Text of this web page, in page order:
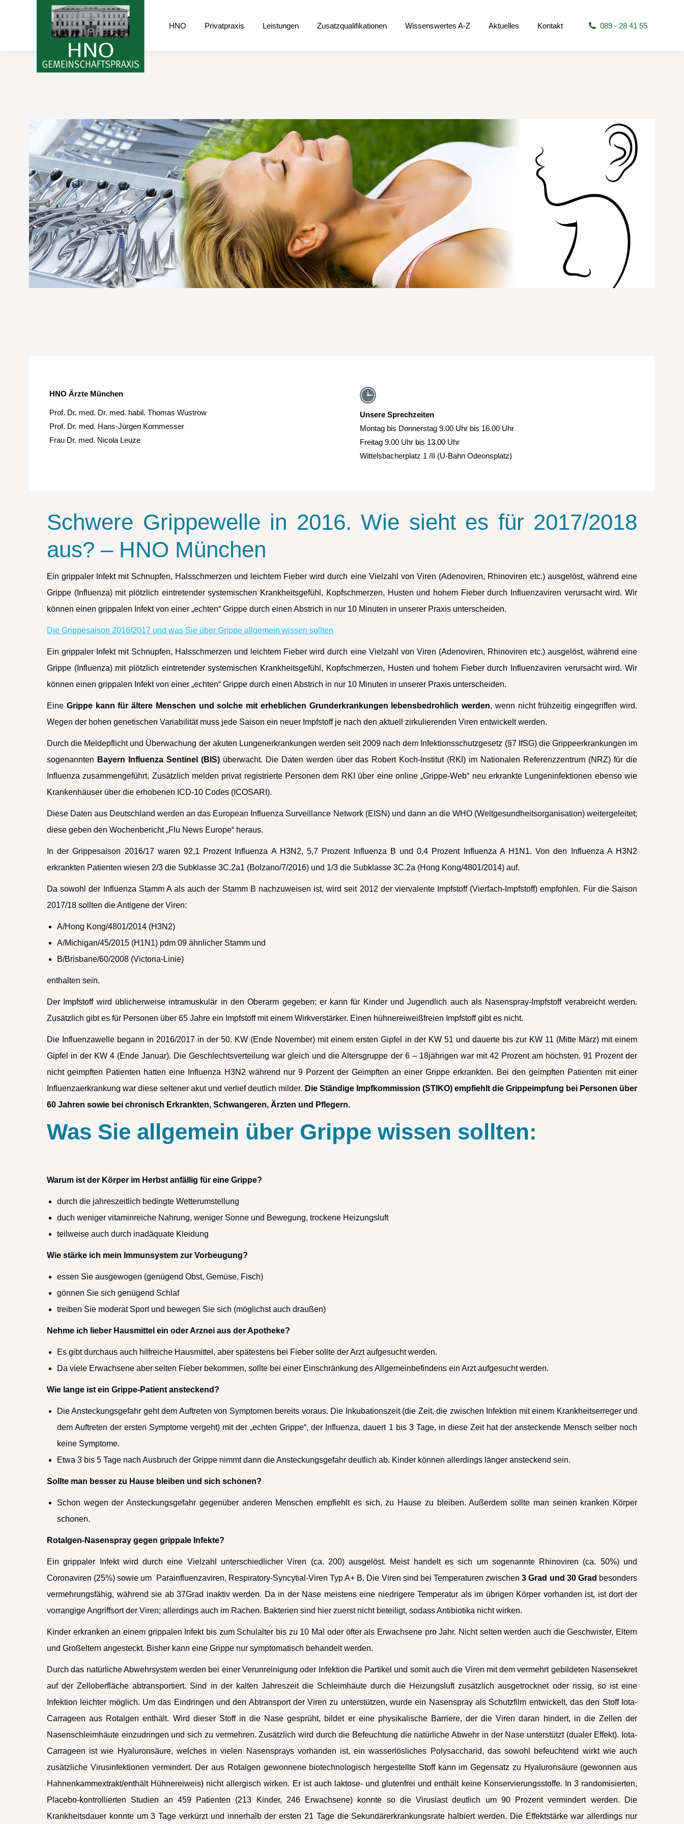
HNO Privatpraxis Leistungen Zusatzqualifikationen Wissenswertes A-Z Aktuelles Kontakt 089 - 28 41 55
HNO Ärzte München
Prof. Dr. med. Dr. med. habil. Thomas Wustrow
Prof. Dr. med. Hans-Jürgen Kornmesser
Frau Dr. med. Nicola Leuze
Unsere Sprechzeiten
Montag bis Donnerstag 9.00 Uhr bis 16.00 Uhr
Freitag 9.00 Uhr bis 13.00 Uhr
Wittelsbacherplatz 1 /II (U-Bahn Odeonsplatz)
Schwere Grippewelle in 2016. Wie sieht es für 2017/2018
aus? – HNO München
Ein grippaler Infekt mit Schnupfen, Halsschmerzen und leichtem Fieber wird durch eine Vielzahl von Viren (Adenoviren, Rhinoviren etc.) ausgelöst, während eine
Grippe (Influenza) mit plötzlich eintretender systemischen Krankheitsgefühl, Kopfschmerzen, Husten und hohem Fieber durch Influenzaviren verursacht wird. Wir
können einen grippalen Infekt von einer „echten“ Grippe durch einen Abstrich in nur 10 Minuten in unserer Praxis unterscheiden.
Die Grippesaison 2016/2017 und was Sie über Grippe allgemein wissen sollten
Ein grippaler Infekt mit Schnupfen, Halsschmerzen und leichtem Fieber wird durch eine Vielzahl von Viren (Adenoviren, Rhinoviren etc.) ausgelöst, während eine
Grippe (Influenza) mit plötzlich eintretender systemischen Krankheitsgefühl, Kopfschmerzen, Husten und hohem Fieber durch Influenzaviren verursacht wird. Wir
können einen grippalen Infekt von einer „echten“ Grippe durch einen Abstrich in nur 10 Minuten in unserer Praxis unterscheiden.
Eine Grippe kann für ältere Menschen und solche mit erheblichen Grunderkrankungen lebensbedrohlich werden, wenn nicht frühzeitig eingegriffen wird.
Wegen der hohen genetischen Variabilität muss jede Saison ein neuer Impfstoff je nach den aktuell zirkulierenden Viren entwickelt werden.
Durch die Meldepflicht und Überwachung der akuten Lungenerkrankungen werden seit 2009 nach dem Infektionsschutzgesetz (§7 IfSG) die Grippeerkrankungen im
sogenannten Bayern Influenza Sentinel (BIS)überwacht. Die Daten werden über das Robert Koch-Institut (RKI) im Nationalen Referenzzentrum (NRZ) für die
Influenza zusammengeführt. Zusätzlich melden privat registrierte Personen dem RKI über eine online „Grippe-Web“ neu erkrankte Lungeninfektionen ebenso wie
Krankenhäuser über die erhobenen ICD-10 Codes (ICOSARI).
Diese Daten aus Deutschland werden an das European Influenza Surveillance Network (EISN) und dann an die WHO (Weltgesundheitsorganisation) weitergeleitet;
diese geben den Wochenbericht „Flu News Europe“ heraus.
In der Grippesaison 2016/17 waren 92,1 Prozent Influenza A H3N2, 5,7 Prozent Influenza B und 0,4 Prozent Influenza A H1N1. Von den Influenza A H3N2
erkrankten Patienten wiesen 2/3 die Subklasse 3C.2a1 (Bolzano/7/2016) und 1/3 die Subklasse 3C.2a (Hong Kong/4801/2014) auf.
Da sowohl der Influenza Stamm A als auch der Stamm B nachzuweisen ist, wird seit 2012 der viervalente Impfstoff (Vierfach-Impfstoff) empfohlen. Für die Saison
2017/18 sollten die Antigene der Viren:
A/Hong Kong/4801/2014 (H3N2)
A/Michigan/45/2015 (H1N1) pdm 09 ähnlicher Stamm und
B/Brisbane/60/2008 (Victoria-Linie)
enthalten sein.
Der Impfstoff wird üblicherweise intramuskulär in den Oberarm gegeben; er kann für Kinder und Jugendlich auch als Nasenspray-Impfstoff verabreicht werden.
Zusätzlich gibt es für Personen über 65 Jahre ein Impfstoff mit einem Wirkverstärker. Einen hühnereiweißfreien Impfstoff gibt es nicht.
Die Influenzawelle begann in 2016/2017 in der 50. KW (Ende November) mit einem ersten Gipfel in der KW 51 und dauerte bis zur KW 11 (Mitte März) mit einem
Gipfel in der KW 4 (Ende Januar). Die Geschlechtsverteilung war gleich und die Altersgruppe der 6 – 18jährigen war mit 42 Prozent am höchsten. 91 Prozent der
nicht geimpften Patienten hatten eine Influenza H3N2 während nur 9 Porzent der Geimpften an einer Grippe erkrankten. Bei den geimpften Patienten mit einer
Influenzaerkrankung war diese seltener akut und verlief deutlich milder. Die Ständige Impfkommission (STIKO) empfiehlt die Grippeimpfung bei Personen über
60 Jahren sowie bei chronisch Erkrankten, Schwangeren, Ärzten und Pflegern.
Was Sie allgemein über Grippe wissen sollten:
Warum ist der Körper im Herbst anfällig für eine Grippe?
durch die jahreszeitlich bedingte Wetterumstellung
duch weniger vitaminreiche Nahrung, weniger Sonne und Bewegung, trockene Heizungsluft
teilweise auch durch inadäquate Kleidung
Wie stärke ich mein Immunsystem zur Vorbeugung?
essen Sie ausgewogen (genügend Obst, Gemüse, Fisch)
gönnen Sie sich genügend Schlaf
treiben Sie moderat Sport und bewegen Sie sich (möglichst auch draußen)
Nehme ich lieber Hausmittel ein oder Arznei aus der Apotheke?
Es gibt durchaus auch hilfreiche Hausmittel, aber spätestens bei Fieber sollte der Arzt aufgesucht werden.
Da viele Erwachsene aber selten Fieber bekommen, sollte bei einer Einschränkung des Allgemeinbefindens ein Arzt aufgesucht werden.
Wie lange ist ein Grippe-Patient ansteckend?
Die Ansteckungsgefahr geht dem Auftreten von Symptomen bereits voraus. Die Inkubationszeit (die Zeit, die zwischen Infektion mit einem Krankheitserreger und
dem Auftreten der ersten Symptome vergeht) mit der „echten Grippe“, der Influenza, dauert 1 bis 3 Tage, in diese Zeit hat der ansteckende Mensch selber noch
keine Symptome.
Etwa 3 bis 5 Tage nach Ausbruch der Grippe nimmt dann die Ansteckungsgefahr deutlich ab. Kinder können allerdings länger ansteckend sein.
Sollte man besser zu Hause bleiben und sich schonen?
Schon wegen der Ansteckungsgefahr gegenüber anderen Menschen empfiehlt es sich, zu Hause zu bleiben. Außerdem sollte man seinen kranken Körper
schonen.
Rotalgen-Nasenspray gegen grippale Infekte?
Ein grippaler Infekt wird durch eine Vielzahl unterschiedlicher Viren (ca. 200) ausgelöst. Meist handelt es sich um sogenannte Rhinoviren (ca. 50%) und
Coronaviren (25%) sowie um Parainfluenzaviren, Respiratory-Syncytial-Viren Typ A+ B. Die Viren sind bei Temperaturen zwischen3 Grad und 30 Grad besonders
vermehrungsfähig, während sie ab 37Grad inaktiv werden. Da in der Nase meistens eine niedrigere Temperatur als im übrigen Körper vorhanden ist, ist dort der
vorrangige Angriffsort der Viren; allerdings auch im Rachen. Bakterien sind hier zuerst nicht beteiligt, sodass Antibiotika nicht wirken.
Kinder erkranken an einem grippalen Infekt bis zum Schulalter bis zu 10 Mal oder öfter als Erwachsene pro Jahr. Nicht selten werden auch die Geschwister, Eltern
und Großeltern angesteckt. Bisher kann eine Grippe nur symptomatisch behandelt werden.
Durch das natürliche Abwehrsystem werden bei einer Verunreinigung oder Infektion die Partikel und somit auch die Viren mit dem vermehrt gebildeten Nasensekret
auf der Zelloberfläche abtransportiert. Sind in der kalten Jahreszeit die Schleimhäute durch die Heizungsluft zusätzlich ausgetrocknet oder rissig, so ist eine
Infektion leichter möglich. Um das Eindringen und den Abtransport der Viren zu unterstützen, wurde ein Nasenspray als Schutzfilm entwickelt, das den Stoff Iota-
Carrageen aus Rotalgen enthält. Wird dieser Stoff in die Nase gesprüht, bildet er eine physikalische Barriere, der die Viren daran hindert, in die Zellen der
Nasenschleimhäute einzudringen und sich zu vermehren. Zusätzlich wird durch die Befeuchtung die natürliche Abwehr in der Nase unterstützt (dualer Effekt). Iota-
Carrageen ist wie Hyaluronsäure, welches in vielen Nasensprays vorhanden ist, ein wasserlösliches Polysaccharid, das sowohl befeuchtend wirkt wie auch
zusätzliche Virusinfektionen vermindert. Der aus Rotalgen gewonnene biotechnologisch hergestellte Stoff kann im Gegensatz zu Hyaluronsäure (gewonnen aus
Hahnenkammextrakt/enthält Hühnereiweis) nicht allergisch wirken. Er ist auch laktose- und glutenfrei und enthält keine Konservierungsstoffe. In 3 randomisierten,
Placebo-kontrollierten Studien an 459 Patienten (213 Kinder, 246 Erwachsene) konnte so die Viruslast deutlich um 90 Prozent vermindert werden. Die
Krankheitsdauer konnte um 3 Tage verkürzt und innerhalb der ersten 21 Tage die Sekundärerkrankungsrate halbiert werden. Die Effektstärke war allerdings nur